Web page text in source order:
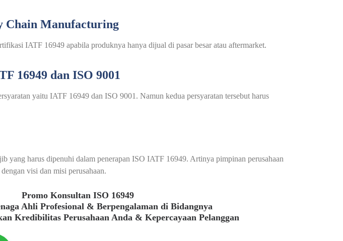
Chain Manufacturing
IATF 16949 apabila produknya hanya dijual di pasar besar atau aftermarket.
16949 dan ISO 9001
yaitu IATF 16949 dan ISO 9001. Namun kedua persyaratan tersebut harus
yang harus dipenuhi dalam penerapan ISO IATF 16949. Artinya pimpinan perusahaan
visi dan misi perusahaan.
Promo Konsultan ISO 16949
Ahli Profesional & Berpengalaman di Bidangnya
Kredibilitas Perusahaan Anda & Kepercayaan Pelanggan